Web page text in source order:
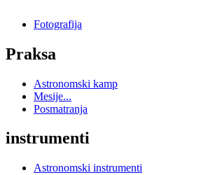
Fotografija
Praksa
Astronomski kamp
Mesije...
Posmatranja
instrumenti
Astronomski instrumenti